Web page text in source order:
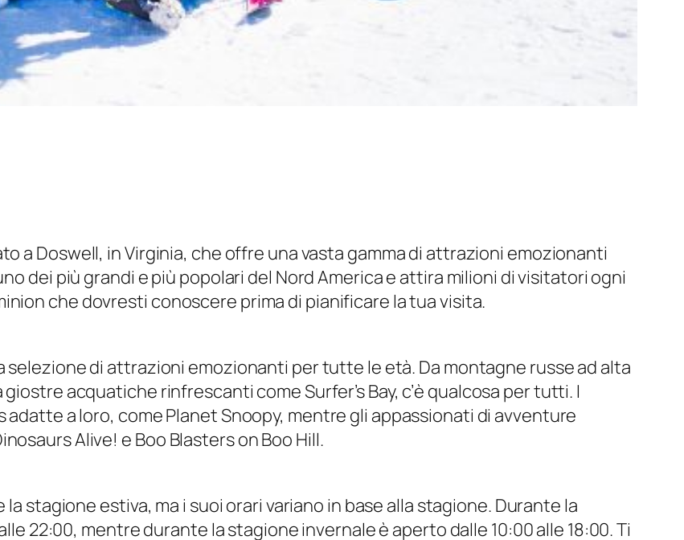
a Doswell, in Virginia, che offre una vasta gamma di attrazioni emozionanti
dei più grandi e più popolari del Nord America e attira milioni di visitatori ogni
che dovresti conoscere prima di pianificare la tua visita.
selezione di attrazioni emozionanti per tutte le età. Da montagne russe ad alta
acquatiche rinfrescanti come Surfer’s Bay, c’è qualcosa per tutti. I
a loro, come Planet Snoopy, mentre gli appassionati di avventure
Alive! e Boo Blasters on Boo Hill.
stagione estiva, ma i suoi orari variano in base alla stagione. Durante la
22:00, mentre durante la stagione invernale è aperto dalle 10:00 alle 18:00. Ti